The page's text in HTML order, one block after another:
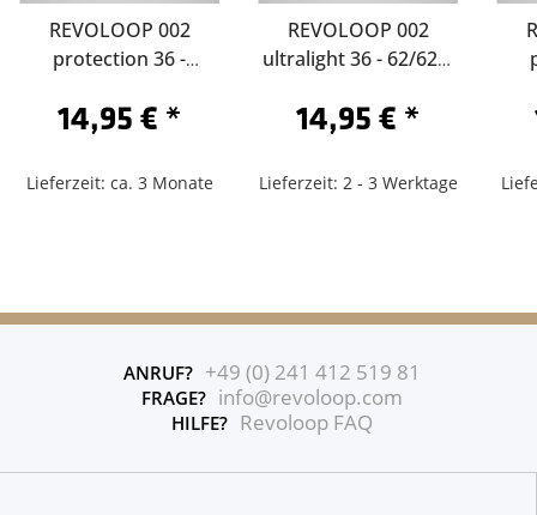
REVOLOOP 002
protection 36 -
14,95 € *
Lieferzeit: ca. 3 Monate
REVOLOOP 002
ultralight 36 - 62/622-
14,95 € *
Lieferzeit: 2 - 3 Werktage
ANRUF? +49 (0) 241 412 519 81
FRAGE? info@revoloop.com
HILFE? Revoloop FAQ